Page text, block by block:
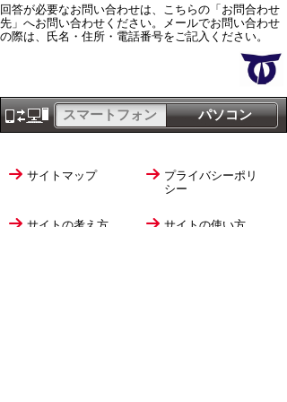
回答が必要なお問い合わせは、こちらの「お問合わせ
先」へお問い合わせください。メールでお問い合わせ
の際は、氏名・住所・電話番号をご記入ください。
パソコン
スマートフォン
サイトマップ
プライバシーポリ
シー
サイトの考え方 サイトの使い方